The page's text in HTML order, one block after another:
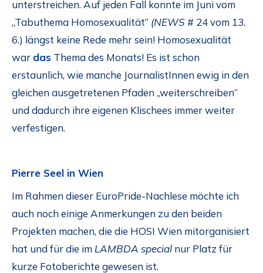
unterstreichen. Auf jeden Fall konnte im Juni vom
„Tabuthema Homosexualität” (NEWS # 24 vom 13.
6.) längst keine Rede mehr sein! Homosexualität
war das Thema des Monats! Es ist schon
erstaunlich, wie manche JournalistInnen ewig in den
gleichen ausgetretenen Pfaden „weiterschreiben“
und dadurch ihre eigenen Klischees immer weiter
verfestigen.
Pierre Seel in Wien
Im Rahmen dieser EuroPride-Nachlese möchte ich
auch noch einige Anmerkungen zu den beiden
Projekten machen, die die HOSI Wien mitorganisiert
hat und für die im LAMBDA special nur Platz für
kurze Fotoberichte gewesen ist.